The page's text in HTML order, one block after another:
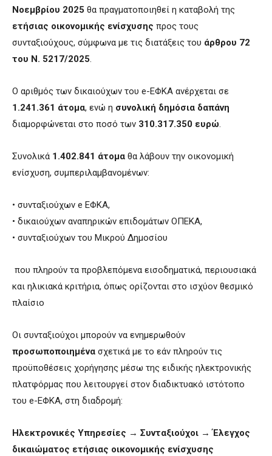
Νοεμβρίου 2025 θα πραγματοποιηθεί η καταβολή της
ετήσιας οικονομικής ενίσχυσης προς τους
συνταξιούχους, σύμφωνα με τις διατάξεις του άρθρου 72
του Ν. 5217/2025.
Ο αριθμός των δικαιούχων του e-ΕΦΚΑ ανέρχεται σε
1.241.361 άτομα, ενώ η συνολική δημόσια δαπάνη
διαμορφώνεται στο ποσό των 310.317.350 ευρώ.
Συνολικά 1.402.841 άτομα θα λάβουν την οικονομική
ενίσχυση, συμπεριλαμβανομένων:
• συνταξιούχων e ΕΦΚΑ,
• δικαιούχων αναπηρικών επιδομάτων ΟΠΕΚΑ,
• συνταξιούχων του Μικρού Δημοσίου
που πληρούν τα προβλεπόμενα εισοδηματικά, περιουσιακά
και ηλικιακά κριτήρια, όπως ορίζονται στο ισχύον θεσμικό
πλαίσιο
Οι συνταξιούχοι μπορούν να ενημερωθούν
προσωποποιημένα σχετικά με το εάν πληρούν τις
προϋποθέσεις χορήγησης μέσω της ειδικής ηλεκτρονικής
πλατφόρμας που λειτουργεί στον διαδικτυακό ιστότοπο
του e-ΕΦΚΑ, στη διαδρομή:
Ηλεκτρονικές Υπηρεσίες → Συνταξιούχοι → Έλεγχος
δικαιώματος ετήσιας οικονομικής ενίσχυσης